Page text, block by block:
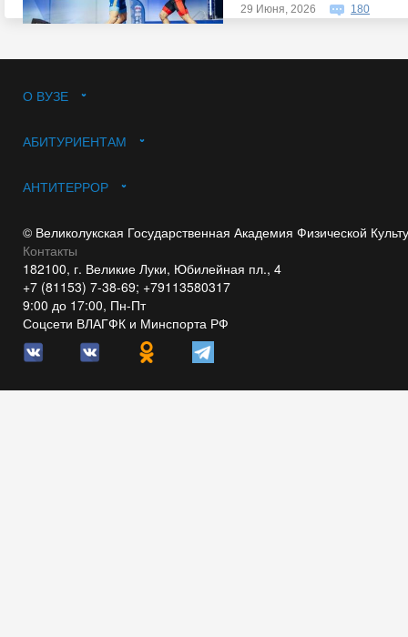
29 Июня, 2026 180
О ВУЗЕ
АБИТУРИЕНТАМ
АНТИТЕРРОР
© Великолукская Государственная Академия Физической
Контакты
182100, г. Великие Луки, Юбилейная пл., 4
+7 (81153) 7-38-69; +79113580317
9:00 до 17:00, Пн-Пт
Соцсети ВЛАГФК и Минспорта РФ